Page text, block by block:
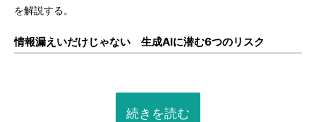
を解説する。
情報漏えいだけじゃない 生成AIに潜む6つのリスク
続きを読む